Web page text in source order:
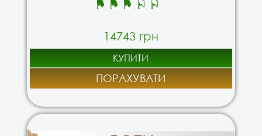
14743 грн
КУПИТИ
ПОРАХУВАТИ